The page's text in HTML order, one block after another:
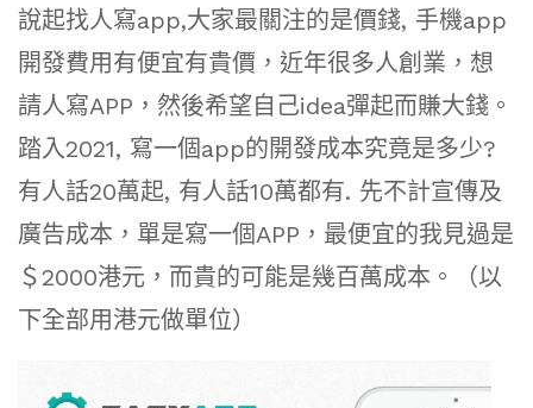
說起找人寫app,大家最關注的是價錢, 手機app
開發費用有便宜有貴價，近年很多人創業，想
請人寫APP，然後希望自己idea彈起而賺大錢。
踏入2021, 寫一個app的開發成本究竟是多少?
有人話20萬起, 有人話10萬都有. 先不計宣傳及
廣告成本，單是寫一個APP，最便宜的我見過是
＄2000港元，而貴的可能是幾百萬成本。（以
下全部用港元做單位）